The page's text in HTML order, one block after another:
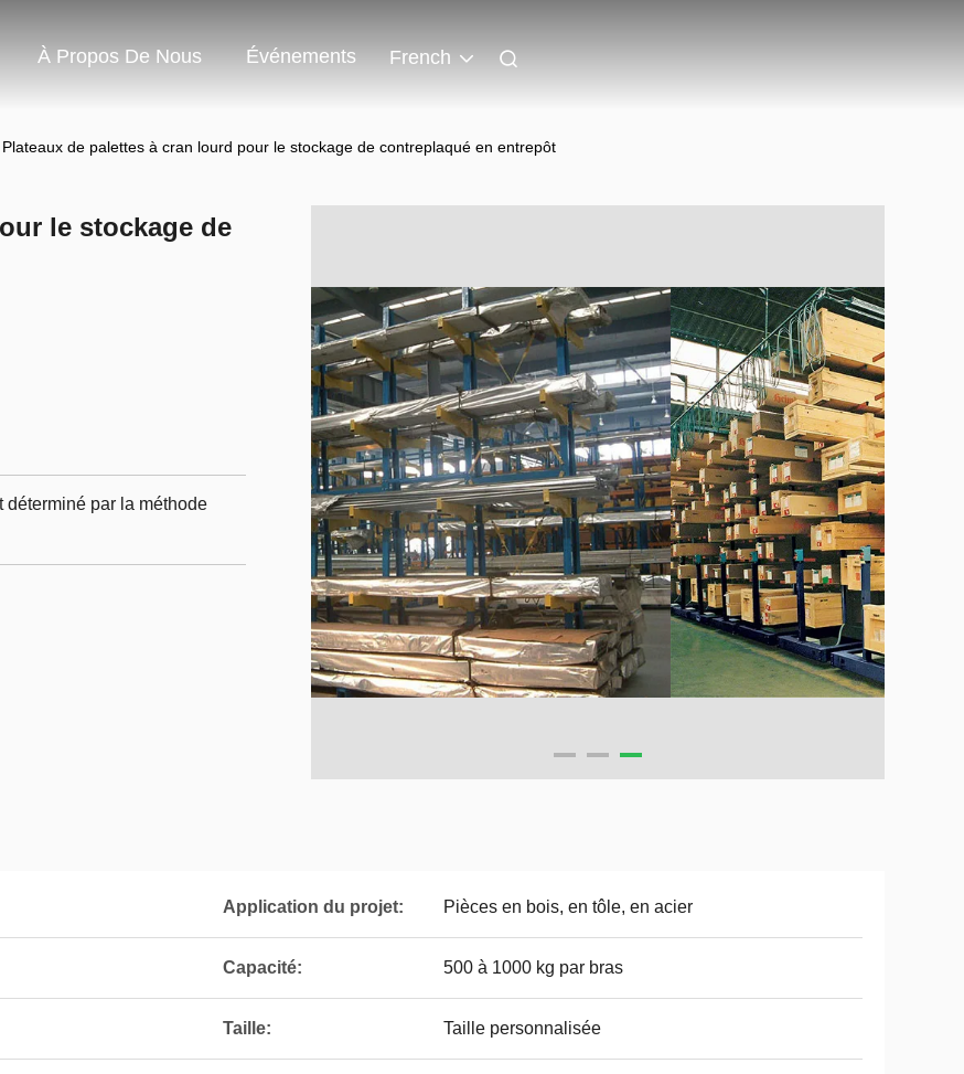
À Propos De Nous Événements French
Plateaux de palettes à cran lourd pour le stockage de contreplaqué en entrepôt
le stockage de
déterminé par la méthode
Application du projet: Pièces en bois, en tôle, en acier
Capacité: 500 à 1000 kg par bras
Taille: Taille personnalisée